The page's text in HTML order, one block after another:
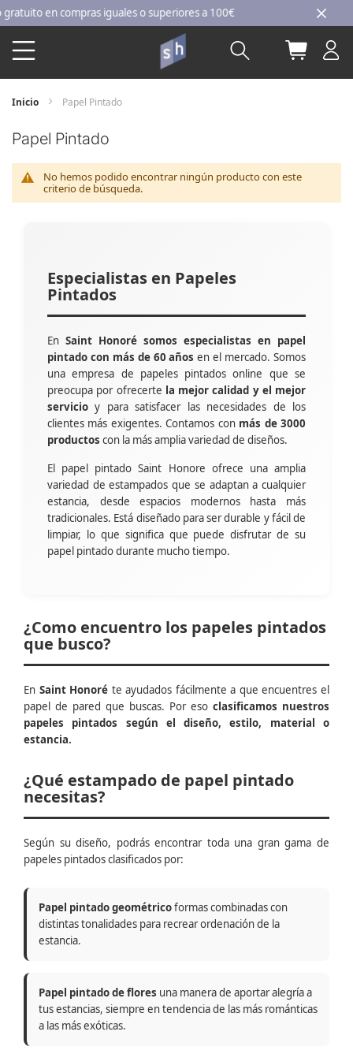
Ir
al
contenido
en compras iguales o superiores a 100€
Buscar Mi
Inicio Papel Pintado
Papel Pintado
No hemos podido encontrar ningún producto con este
criterio de búsqueda.
Especialistas en Papeles
Pintados
En Saint Honoré somos especialistas en papel
pintado con más de 60 años en el mercado. Somos
una empresa de papeles pintados online que se
preocupa por ofrecerte la mejor calidad y el mejor
servicio y para satisfacer las necesidades de los
clientes más exigentes. Contamos con más de 3000
productos con la más amplia variedad de diseños.
El papel pintado Saint Honore ofrece una amplia
variedad de estampados que se adaptan a cualquier
estancia, desde espacios modernos hasta más
tradicionales. Está diseñado para ser durable y fácil de
limpiar, lo que significa que puede disfrutar de su
papel pintado durante mucho tiempo.
¿Como encuentro los papeles pintados
que busco?
En Saint Honoré te ayudados fácilmente a que encuentres el
papel de pared que buscas. Por eso clasificamos nuestros
papeles pintados según el diseño, estilo, material o
estancia.
¿Qué estampado de papel pintado
necesitas?
Según su diseño, podrás encontrar toda una gran gama de
papeles pintados clasificados por:
Papel pintado geométricoformas combinadas con
distintas tonalidades para recrear ordenación de la
estancia.
Papel pintado de flores una manera de aportar alegría a
tus estancias, siempre en tendencia de las más románticas
a las más exóticas.